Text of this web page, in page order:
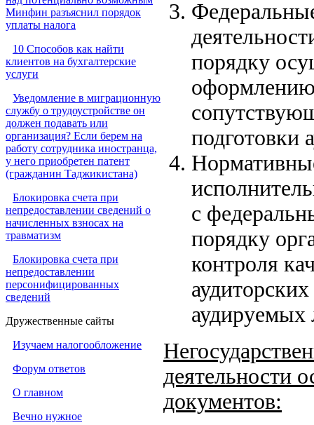
Минфин разъяснил порядок
уплаты налога
10 Способов как найти
клиентов на бухгалтерские
услуги
Уведомление в миграционную
службу о трудоустройстве он
должен подавать или
организация? Если берем на
работу сотрудника иностранца,
у него приобретен патент
(гражданин Таджикистана)
Блокировка счета при
непредоставлении сведений о
начисленных взносах на
травматизм
Блокировка счета при
непредоставлении
персонифицированных
сведений
Дружественные сайты
Изучаем налогообложение
Форум ответов
О главном
Вечно нужное
порядку
оформлению
подготовки
с
порядку
контроля
аудируемых
деятельности
документов: